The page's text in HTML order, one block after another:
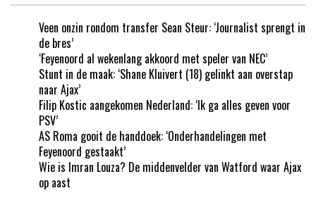
Veen onzin rondom transfer Sean Steur: ‘Journalist sprengt in
de bres’
‘Feyenoord al wekenlang akkoord met speler van NEC’
Stunt in de maak: ‘Shane Kluivert (18) gelinkt aan overstap
naar Ajax’
Filip Kostic aangekomen Nederland: ‘Ik ga alles geven voor
PSV’
AS Roma gooit de handdoek: ‘Onderhandelingen met
Feyenoord gestaakt’
Wie is Imran Louza? De middenvelder van Watford waar Ajax
op aast